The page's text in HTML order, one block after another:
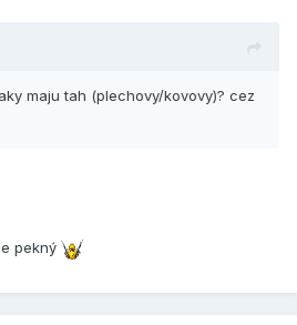
aky maju tah (plechovy/kovovy)? cez
pekný